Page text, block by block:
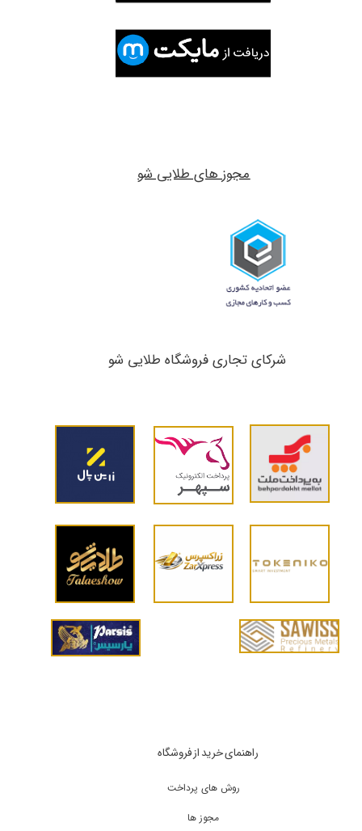
روش های پرداخت
مجوز ها
راهنمای خرید از فروشگاه
شرکای تجاری ​​​​​​​فروشگاه طلایی شو
مجوز های طلایی شو